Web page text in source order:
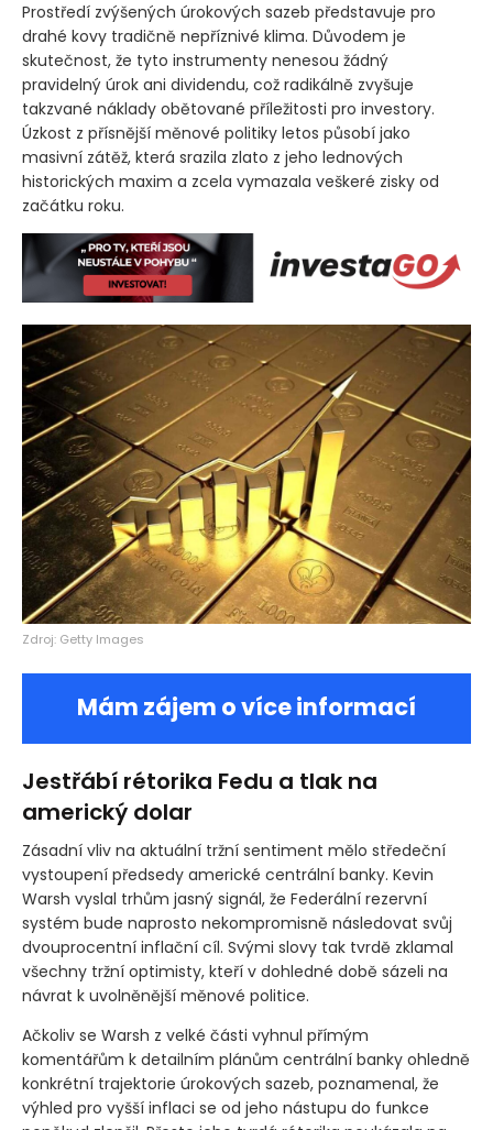
Prostředí zvýšených úrokových sazeb představuje pro
drahé kovy tradičně nepříznivé klima. Důvodem je
skutečnost, že tyto instrumenty nenesou žádný
pravidelný úrok ani dividendu, což radikálně zvyšuje
takzvané náklady obětované příležitosti pro investory.
Úzkost z přísnější měnové politiky letos působí jako
masivní zátěž, která srazila zlato z jeho lednových
historických maxim a zcela vymazala veškeré zisky od
začátku roku.
Zdroj: Getty Images
Mám zájem o více informací
Jestřábí rétorika Fedu a tlak na
americký dolar
Zásadní vliv na aktuální tržní sentiment mělo středeční
vystoupení předsedy americké centrální banky. Kevin
Warsh vyslal trhům jasný signál, že Federální rezervní
systém bude naprosto nekompromisně následovat svůj
dvouprocentní inflační cíl. Svými slovy tak tvrdě zklamal
všechny tržní optimisty, kteří v dohledné době sázeli na
návrat k uvolněnější měnové politice.
Ačkoliv se Warsh z velké části vyhnul přímým
komentářům k detailním plánům centrální banky ohledně
konkrétní trajektorie úrokových sazeb, poznamenal, že
výhled pro vyšší inflaci se od jeho nástupu do funkce